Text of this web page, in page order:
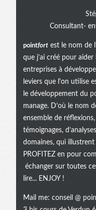
Consultant-
pointfort est le nom de
que j’ai créé pour
entreprises à
leviers que l'on utilise
le développement du
manage. D’où le nom
ensemble de
témoignages,
domaines, qui illustrent
PROFITEZ en pour
échanger sur toutes
lire... ENJOY !
Mail me: conseil @